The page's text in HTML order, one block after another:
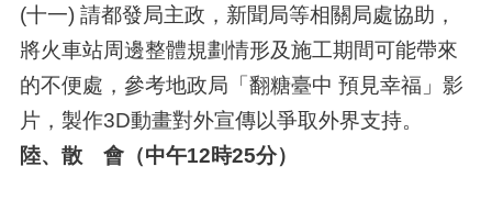
(十一) 請都發局主政，新聞局等相關局處協助，
將火車站周邊整體規劃情形及施工期間可能帶來
的不便處，參考地政局「翻糖臺中 預見幸福」影
片，製作3D動畫對外宣傳以爭取外界支持。
陸、散 會（中午12時25分）